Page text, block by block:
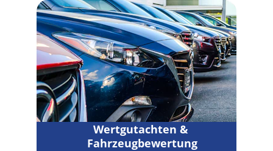
Wertgutachten &
Fahrzeugbewertung